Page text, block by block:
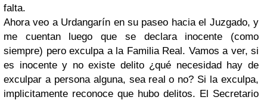
falta.
Ahora veo a Urdangarín en su paseo hacia el Juzgado, y
me cuentan luego que se declara inocente (como
siempre) pero exculpa a la Familia Real. Vamos a ver, si
es inocente y no existe delito ¿qué necesidad hay de
exculpar a persona alguna, sea real o no? Si la exculpa,
implicitamente reconoce que hubo delitos. El Secretario